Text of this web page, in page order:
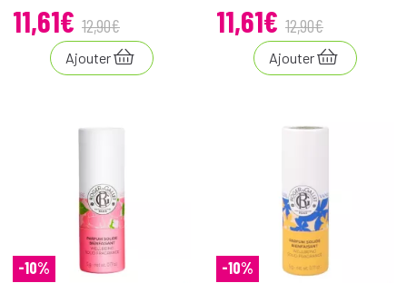
11,61€ 12,90€
Ajouter
11,61€ 12,90€
Ajouter
-10% -10%